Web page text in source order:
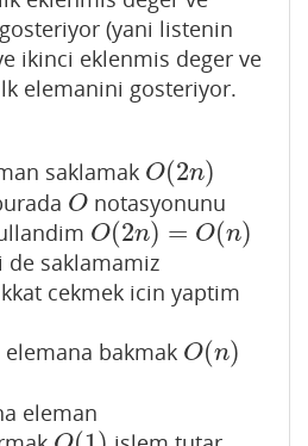
(yani listenin
ikinci eklenmis deger ve
elemanini gosteriyor.
saklamak O(2n)
O(2n)
O
Onotasyonunu
O(2n) = O(n)
O(2n)=O(n )
de saklamamiz
cekmek icin yaptim
bakmak O(n)
O(n)
eleman